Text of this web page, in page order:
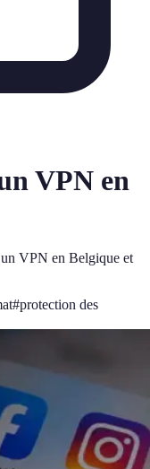
VPN en
VPN en Belgique et
#protection des